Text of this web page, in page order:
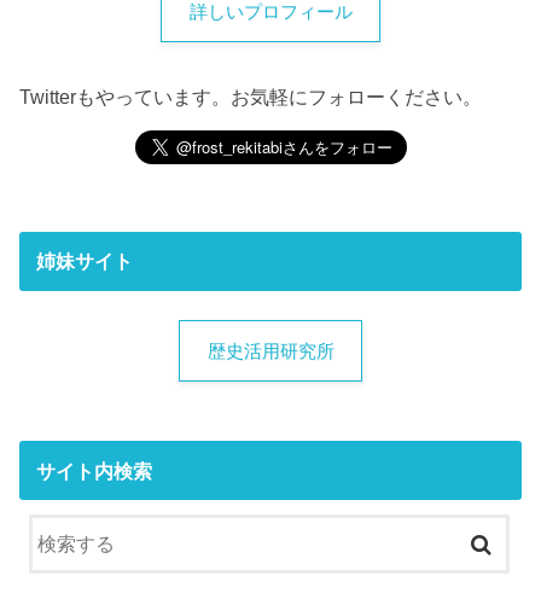
詳しいプロフィール
Twitterもやっています。お気軽にフォローください。
姉妹サイト
歴史活用研究所
サイト内検索